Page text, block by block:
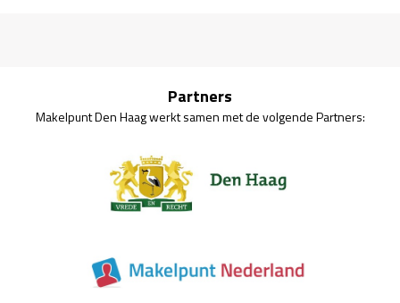
Partners
Makelpunt Den Haag werkt samen met de volgende Partners: